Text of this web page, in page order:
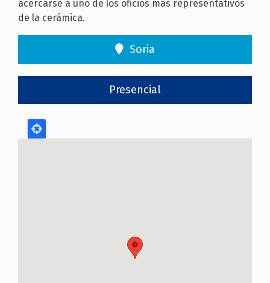
acercarse a uno de los oficios más representativos
de la cerámica.
Soria
Presencial